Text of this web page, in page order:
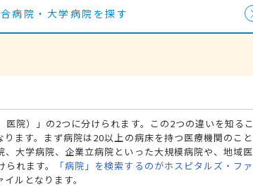
病院・大学病院を探す
院）」の2つに分けられます。この2つの違いを知るこ
ます。まず病院は20以上の病床を持つ医療機関のこと
大学病院、企業立病院といった大規模病院や、地域医
れます。
「病院」を検索するのがホスピタルズ・ファ
ルとなります。